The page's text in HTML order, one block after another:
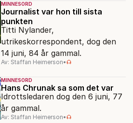
MINNESORD
Journalist var hon till sista
punkten
Titti Nylander,
utrikeskorrespondent, dog den
14 juni, 84 år gammal.
Av: Staffan Heimerson•
MINNESORD
Hans Chrunak sa som det var
Idrottsledaren dog den 6 juni, 77
år gammal.
Av: Staffan Heimerson•